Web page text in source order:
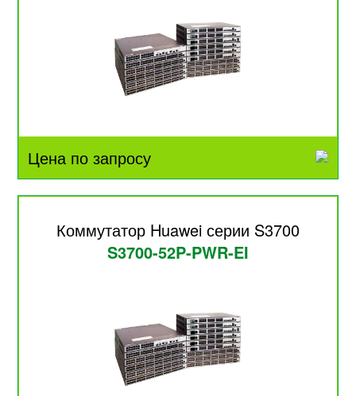
Цена по запросу
Коммутатор Huawei серии S3700
S3700-52P-PWR-EI